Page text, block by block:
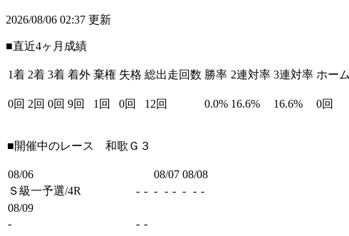
2026/08/06 02:37 更新
■直近4ヶ月成績
1着 2着 3着 着外 棄権 失格 総出走回数 勝率 2連対率 3連対率 ホー
0回 2回 0回 9回 1回 0回 12回 0.0% 16.6% 16.6% 0回
■開催中のレース 和歌Ｇ３
08/06 08/07 08/08
Ｓ級一予選/4R
- - - - - - - -
08/09
-
- -